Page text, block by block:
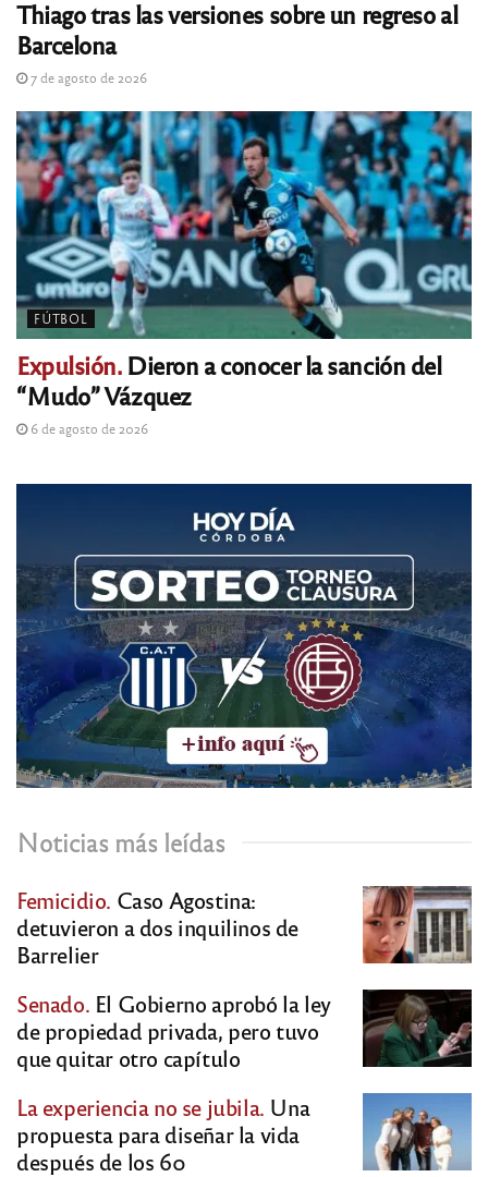
Thiago tras las versiones sobre un regreso al
Barcelona
7 de agosto de 2026
FÚTBOL
Expulsión.Dieron a conocer la sanción del
“Mudo” Vázquez
6 de agosto de 2026
Noticias más leídas
Femicidio. Caso Agostina:
detuvieron a dos inquilinos de
Barrelier
Senado. El Gobierno aprobó la ley
de propiedad privada, pero tuvo
que quitar otro capítulo
La experiencia no se jubila. Una
propuesta para diseñar la vida
después de los 60